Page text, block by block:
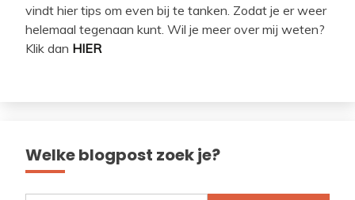
vindt hier tips om even bij te tanken. Zodat je er weer
helemaal tegenaan kunt. Wil je meer over mij weten?
Klik dan HIER
Welke blogpost zoek je?